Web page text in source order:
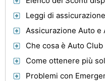
Leggi di
Assicurazione Auto e
Che cosa è Auto
Come ottenere più
Problemi con